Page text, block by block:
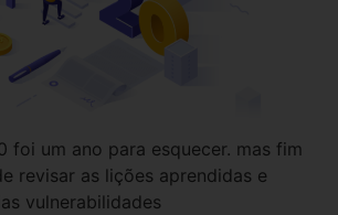
foi um ano para esquecer. mas fim
revisar as lições aprendidas e
vulnerabilidades